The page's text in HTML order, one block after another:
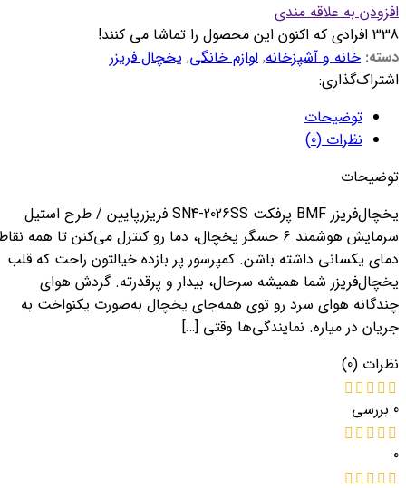
افزودن به علاقه مندی
338 افرادی که اکنون این محصول را تماشا می کنند!
دسته: خانه و آشپزخانه, لوازم خانگی, یخچال فریزر
اشتراک‌گذاری:
توضیحات
نظرات (0)
توضیحات
یخچال‌فریزر BMF پرفکت SN4-2026SS فریزرپایین / طرح استیل
سرمایش هوشمند ۶ حسگر یخچال، دما رو کنترل می‌کنن تا همه
دمای یکسانی داشته باشن. کمپرسور پر بازده خیالتون راحت که قلب
یخچال‌فریزر شما همیشه سرحال، بیدار و پرقدرته. گردش هوای
چندگانه هوای سرد رو توی همه‌جای یخچال به‌صورت یکنواخت به
جریان در میاره. نمایندگی‌ها وقتی […]
نظرات (0)
0 بررسی
0